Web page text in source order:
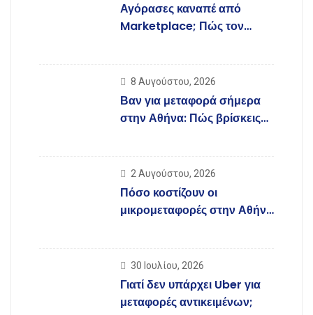
Αγόρασες καναπέ από
Marketplace; Πώς τον
8 Αυγούστου, 2026
Βαν για μεταφορά σήμερα
στην Αθήνα: Πώς βρίσκεις
2 Αυγούστου, 2026
Πόσο κοστίζουν οι
μικρομεταφορές στην Αθήνα
30 Ιουλίου, 2026
Γιατί δεν υπάρχει Uber για
μεταφορές αντικειμένων;